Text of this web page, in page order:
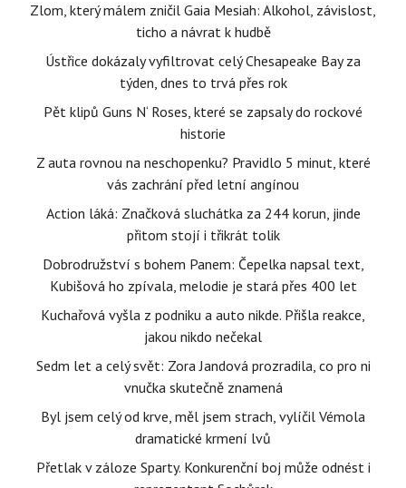
Zlom, který málem zničil Gaia Mesiah: Alkohol, závislost,
ticho a návrat k hudbě
Ústřice dokázaly vyfiltrovat celý Chesapeake Bay za
týden, dnes to trvá přes rok
Pět klipů Guns N‘ Roses, které se zapsaly do rockové
historie
Z auta rovnou na neschopenku? Pravidlo 5 minut, které
vás zachrání před letní angínou
Action láká: Značková sluchátka za 244 korun, jinde
přitom stojí i třikrát tolik
Dobrodružství s bohem Panem: Čepelka napsal text,
Kubišová ho zpívala, melodie je stará přes 400 let
Kuchařová vyšla z podniku a auto nikde. Přišla reakce,
jakou nikdo nečekal
Sedm let a celý svět: Zora Jandová prozradila, co pro ni
vnučka skutečně znamená
Byl jsem celý od krve, měl jsem strach, vylíčil Vémola
dramatické krmení lvů
Přetlak v záloze Sparty. Konkurenční boj může odnést i